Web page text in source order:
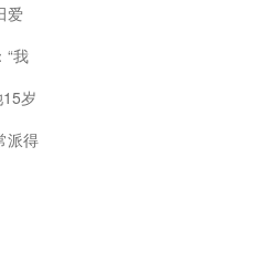
爱
“我
岁
派得